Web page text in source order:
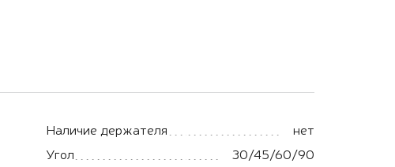
Наличие держателя
нет
Угол
30/45/60/90